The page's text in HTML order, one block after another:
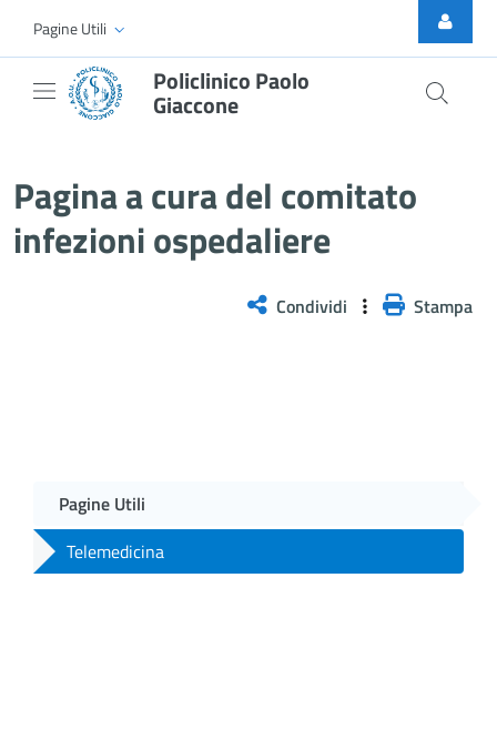
Skip to Main Content
Pagine Utili
Policlinico Paolo
Giaccone
Pagina a cura del comitato
infezioni ospedaliere
Condividi Stampa
Pagine Utili
Telemedicina